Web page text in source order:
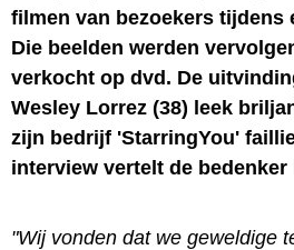
filmen van bezoekers tijdens
Die beelden werden
verkocht op dvd. De
Wesley Lorrez (38) leek
zijn bedrijf 'StarringYou'
interview vertelt de bedenker
"Wij vonden dat we geweldige